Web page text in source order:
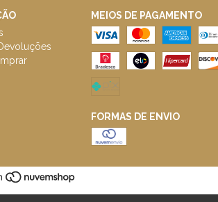
MEIOS DE PAGAMENTO
FORMAS DE ENVIO